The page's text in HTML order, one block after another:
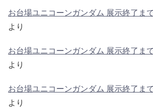
お台場ユニコーンガンダム 展示終了ま
より
お台場ユニコーンガンダム 展示終了ま
より
お台場ユニコーンガンダム 展示終了ま
より